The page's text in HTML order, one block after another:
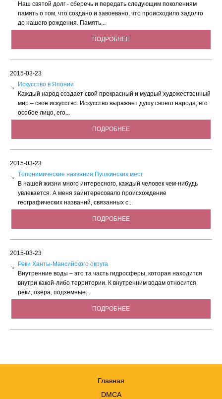
Наш святой долг - сберечь и передать следующим поколениям
память о том, что создано и завоевано, что происходило задолго
до нашего рождения. Память...
ПОДРОБНЕЕ
2015-03-23
Искусство в Японии
Каждый народ создает свой прекрасный и мудрый художественный
мир – свое искусство. Искусство выражает душу своего народа, его
особое лицо, его...
ПОДРОБНЕЕ
2015-03-23
Tопонимические названия Пушкинских мест
В нашей жизни много интересного, каждый человек чем-нибудь
увлекается. А меня заинтересовало происхождение
географических названий, связанных с...
ПОДРОБНЕЕ
2015-03-23
Реки Ханты-Мансийского округа
Внутренние воды – это та часть гидросферы, которая находится
внутри какой-либо территории. К внутренним водам относится
реки, озера, подземные...
ПОДРОБНЕЕ
Главная
DMCA